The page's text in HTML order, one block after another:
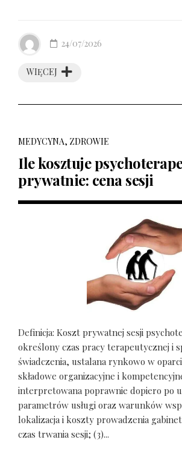
WIĘCEJ
24/07/2026
MEDYCYNA, ZDROWIE
Ile kosztuje
prywatnie: cena sesji
Definicja: Koszt prywatnej sesji
określony czas pracy terapeutycznej i
świadczenia, ustalana rynkowo w
składowe organizacyjne i
interpretowana poprawnie dopiero po
parametrów usługi oraz warunków
lokalizacja i koszty prowadzenia
czas trwania sesji; (3)...